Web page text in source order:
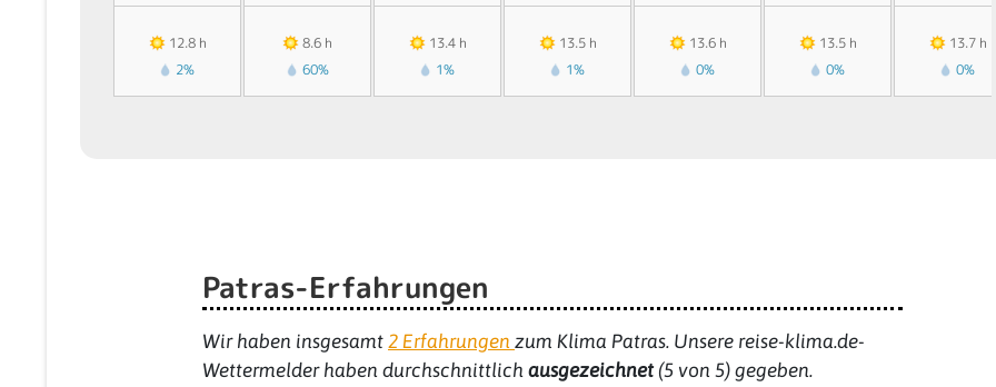
12.8 h
2%
8.6 h
60%
13.4 h
1%
13.5 h
1%
13.6 h
0%
13.5 h
0%
13.7 h
0%
Patras-Erfahrungen
Wir haben insgesamt 2 Erfahrungen zum Klima Patras. Unsere reise-klima.de-
Wettermelder haben durchschnittlich ausgezeichnet(5 von 5) gegeben.